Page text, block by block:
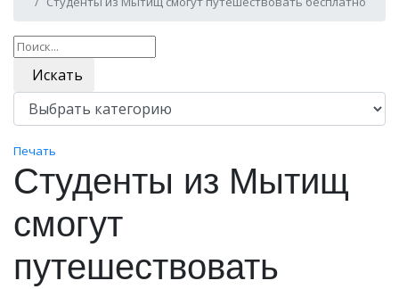
Искать
Печать
Студенты из Мытищ
смогут
путешествовать